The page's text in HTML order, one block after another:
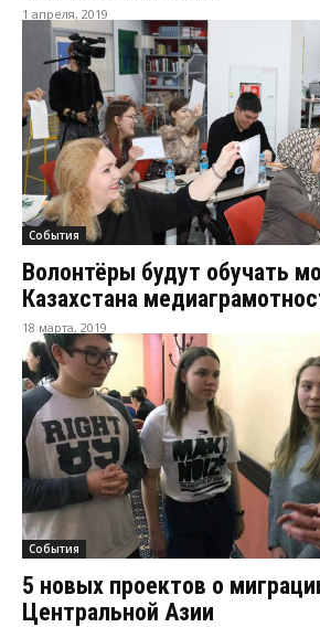
1 апреля, 2019
События
Волонтёры будут обучать
Казахстана
18 марта, 2019
События
5 новых проектов о
Центральной Азии